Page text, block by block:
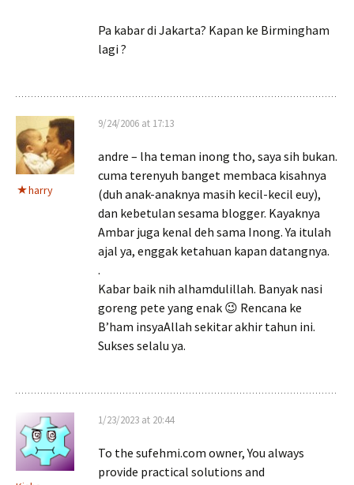
Pa kabar di Jakarta? Kapan ke Birmingham
lagi ?
harry
9/24/2006 at 17:13
andre – lha teman inong tho, saya sih bukan.
cuma terenyuh banget membaca kisahnya
(duh anak-anaknya masih kecil-kecil euy),
dan kebetulan sesama blogger. Kayaknya
Ambar juga kenal deh sama Inong. Ya itulah
ajal ya, enggak ketahuan kapan datangnya.
.
Kabar baik nih alhamdulillah. Banyak nasi
goreng pete yang enak 😉 Rencana ke
B’ham insyaAllah sekitar akhir tahun ini.
Sukses selalu ya.
1/23/2023 at 20:44
To the sufehmi.com owner, You always
provide practical solutions and